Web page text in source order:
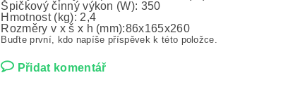
Špičkový činný výkon (W): 350
Hmotnost (kg): 2,4
Rozměry v x š x h (mm):86x165x260
Buďte první, kdo napíše příspěvek k této položce.
Přidat komentář